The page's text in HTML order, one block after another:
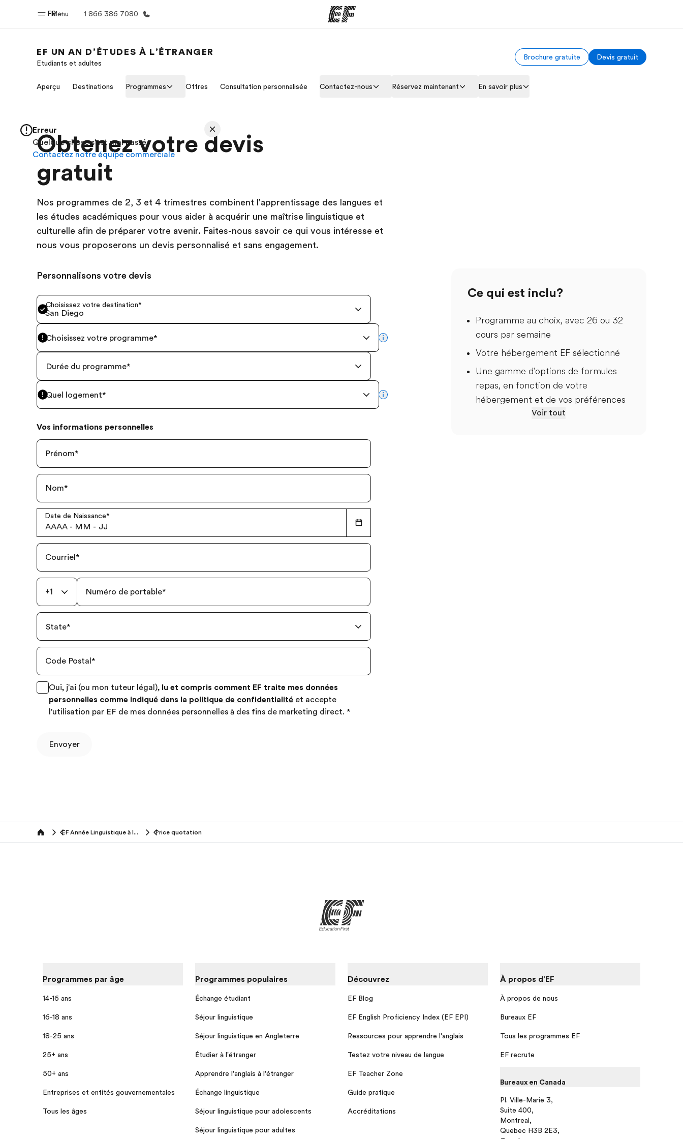
Menu
FR 1 866 386 7080
Bienvenue chez EF Nos offres Trouver un bureau Qui sommes-nous ?
EF UN AN D’ÉTUDES À L’ÉTRANGER
Etudiants et adultes
Brochure gratuite Devis gratuit
Aperçu Destinations Programmes Offres Consultation personnalisée Contactez-nous Réservez maintenant En savoir plus
Obtenez votre devis
gratuit
Nos programmes de 2, 3 et 4 trimestres combinent l'apprentissage des langues et
les études académiques pour vous aider à acquérir une maîtrise linguistique et
culturelle afin de préparer votre avenir. Faites-nous savoir ce qui vous intéresse et
nous vous proposerons un devis personnalisé et sans engagement.
Personnalisons votre devis
Choisissez votre destination*
San Diego
Choisissez votre programme* more info
Durée du programme*
Quel logement* more info
Vos informations personnelles
Prénom*
Nom*
Date de Naissance*
AAAA - MM - JJ
Courriel *
+1 Numéro de portable*
State*
Code Postal *
Oui, j'ai (ou mon tuteur légal), lu et compris comment EF traite mes données
personnelles comme indiqué dans la politique de confidentialité et accepte
l'utilisation par EF de mes données personnelles à des fins de marketing direct. *
Envoyer
Ce qui est inclu?
Programme au choix, avec 26 ou 32
cours par semaine
Votre hébergement EF sélectionné
Une gamme d'options de formules
repas, en fonction de votre
hébergement et de vos préférences
Voir tout
Home EF Année Linguistique à l'Etranger Price quotation
Programmes par âge
14-16 ans
16-18 ans
18-25 ans
25+ ans
50+ ans
Entreprises et entités gouvernementales
Tous les âges
Programmes populaires
Échange étudiant
Séjour linguistique
Séjour linguistique en Angleterre
Étudier à l'étranger
Apprendre l'anglais à l'étranger
Échange linguistique
Séjour linguistique pour adolescents
Séjour linguistique pour adultes
Découvrez
EF Blog
EF English Proficiency Index (EF EPI)
Ressources pour apprendre l'anglais
Testez votre niveau de langue
EF Teacher Zone
Guide pratique
Accréditations
À propos d'EF
À propos de nous
Bureaux EF
Tous les programmes EF
EF recrute
Bureaux en Canada
Pl. Ville-Marie 3,
Suite 400,
Montreal,
Quebec H3B 2E3,
Erreur
Quelque chose s'est mal passé
Contactez notre équipe commerciale